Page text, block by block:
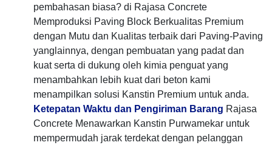
pembahasan biasa? di Rajasa Concrete
Memproduksi Paving Block Berkualitas Premium
dengan Mutu dan Kualitas terbaik dari Paving-Paving
yanglainnya, dengan pembuatan yang padat dan
kuat serta di dukung oleh kimia penguat yang
menambahkan lebih kuat dari beton kami
menampilkan solusi Kanstin Premium untuk anda.
Ketepatan Waktu dan Pengiriman Barang Rajasa
Concrete Menawarkan Kanstin Purwamekar untuk
mempermudah jarak terdekat dengan pelanggan